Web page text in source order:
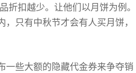
折扣越少。让他们以月饼为例。
只有中秋节才会有人买月饼，
一些大额的隐藏代金券来争夺销